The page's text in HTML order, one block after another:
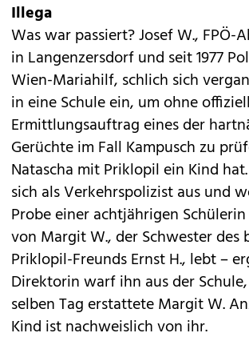
Illega
Was war passiert? Josef W., FPÖ-
in Langenzersdorf und seit 1977
Wien-Mariahilf, schlich sich
in eine Schule ein, um ohne
Ermittlungsauftrag eines der
Gerüchte im Fall Kampusch zu
Natascha mit Priklopil ein Kind
sich als Verkehrspolizist aus und
Probe einer achtjährigen
von Margit W., der Schwester des
Priklopil-Freunds Ernst H., lebt –
Direktorin warf ihn aus der
selben Tag erstattete Margit W.
Kind ist nachweislich von ihr.